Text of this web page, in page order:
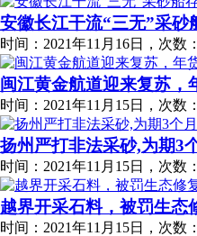
安徽长江干流“三无”采砂
时间：2021年11月16日，次数
闽江黄金航道迎来复苏，
时间：2021年11月15日，次数
扬州严打非法采砂,为期3
时间：2021年11月15日，次数
越界开采石料，被罚生态
时间：2021年11月15日，次数